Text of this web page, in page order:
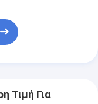
Τιμή Για